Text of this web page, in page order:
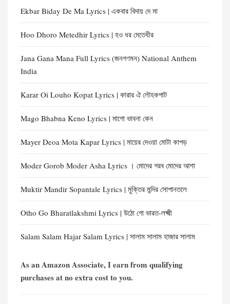
Ekbar Biday De Ma Lyrics | একবার বিদায় দে মা
Hoo Dhoro Metedhir Lyrics | হও ধর মেতেধীর
Jana Gana Mana Full Lyrics (জনগণমন) National Anthem
India
Karar Oi Louho Kopat Lyrics | কারার ঐ লৌহকপাট
Mago Bhabna Keno Lyrics | মাগো ভাবনা কেন
Mayer Deoa Mota Kapar Lyrics | মায়ের দেওয়া মোটা কাপ​ড়
Moder Gorob Moder Asha Lyrics । মোদের গরব মোদের আশা
Muktir Mandir Sopantale Lyrics | মুক্তির মন্দির সোপানতলে
Otho Go Bharatlakshmi Lyrics | উঠো গো ভারত-লক্ষ্মী
Salam Salam Hajar Salam Lyrics | সালাম সালাম হাজার সালাম
As an Amazon Associate, I earn from qualifying
purchases at no extra cost to you.